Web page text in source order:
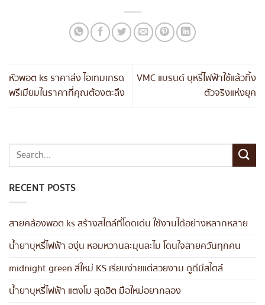
หัวพอต ks ราคาส่ง ไอเทมเกรด
พรีเมียมในราคาที่คุณต้องตะลึง
VMC แบรนด์ บุหรี่ไฟฟ้าใช้แล้วทิ้ง
ตัวจริงแห่งยุค
RECENT POSTS
สายคล้องพอต ks สร้างสไตล์ที่โดดเด่น ใช้งานได้อย่างหลากหลาย
น้ำยาบุหรี่ไฟฟ้า องุ่น หอมหวานละมุนละไม โดนใจสายควันทุกคน
midnight green สีใหม่ KS เรียบง่ายแต่สวยงาม ดูดีมีสไตล์
น้ำยาบุหรี่ไฟฟ้า แตงโม สุดฮิต มือใหม่อยากลอง